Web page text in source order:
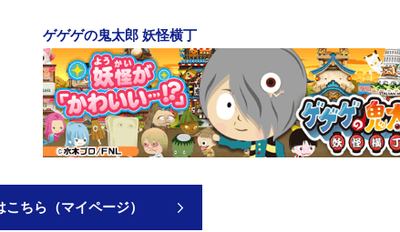
ゲゲゲの鬼太郎 妖怪横丁
ちら（マイページ）